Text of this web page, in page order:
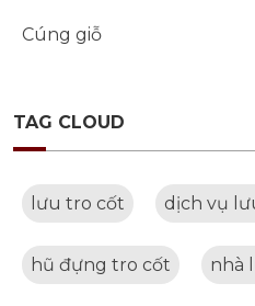
Cúng giỗ
TAG CLOUD
lưu tro cốt dịch vụ
hũ đựng tro cốt nhà